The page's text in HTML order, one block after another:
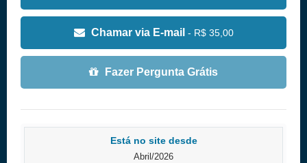
Chamar via E-mail - R$ 35,00
Fazer Pergunta Grátis
Está no site desde
Abril/2026